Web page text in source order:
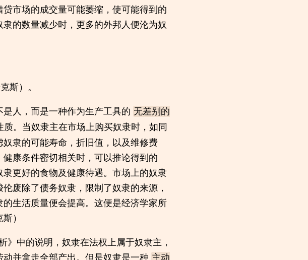
市场的成交量可能萎缩，使可能得到的
的数量减少时，更多的外邦人便沦为奴
斯）。
人，而是一种作为生产工具的 无差别的
。当奴隶主在市场上购买奴隶时，如同
隶的可能寿命，折旧值，以及维修费
康条件密切相关时，可以推论得到的
更好的食物及健康待遇。市场上的奴隶
废除了债务奴隶，限制了奴隶的来源，
生活质量便会提高。这便是经济学家所
）
中的说明，奴隶在法权上属于奴隶主，
并拿走全部产出。但是奴隶是一种 主动